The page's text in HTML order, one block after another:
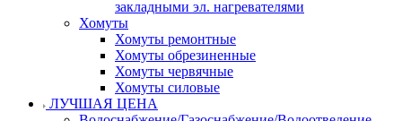
закладными эл. нагревателями
Хомуты
Хомуты ремонтные
Хомуты обрезиненные
Хомуты червячные
Хомуты силовые
ЛУЧШАЯ ЦЕНА